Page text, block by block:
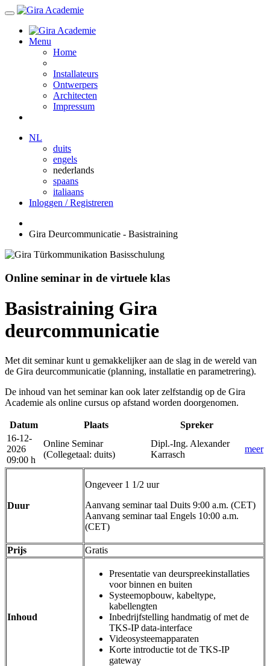
Menu
Home
Installateurs
Ontwerpers
Architecten
Impressum
NL
duits
engels
nederlands
spaans
italiaans
Inloggen / Registreren
Gira Deurcommunicatie - Basistraining
Online seminar in de virtuele klas
Basistraining Gira
deurcommunicatie
Met dit seminar kunt u gemakkelijker aan de slag in de wereld van
de Gira deurcommunicatie (planning, installatie en parametrering).
De inhoud van het seminar kan ook later zelfstandig op de Gira
Academie als online cursus op afstand worden doorgenomen.
Datum Plaats
Spreker
16-12-
2026
09:00 h
Online Seminar
(Collegetaal: duits)
Dipl.-Ing. Alexander
Karrasch
meer
Duur
Ongeveer 1 1/2 uur
Aanvang seminar taal Duits 9:00 a.m. (CET)
Aanvang seminar taal Engels 10:00 a.m.
(CET)
Prijs Gratis
Inhoud
Presentatie van deurspreekinstallaties
voor binnen en buiten
Systeemopbouw, kabeltype,
kabellengten
Inbedrijfstelling handmatig of met de
TKS-IP data-interface
Videosysteemapparaten
Korte introductie tot de TKS-IP
gateway